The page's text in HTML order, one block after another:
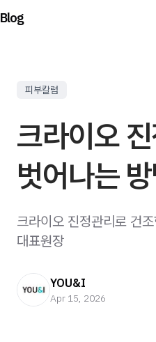
Blog
피부칼럼
크라이오
벗어나는
크라이오 진정관리로 건
대표원장
YOU&I
Apr 15, 2026